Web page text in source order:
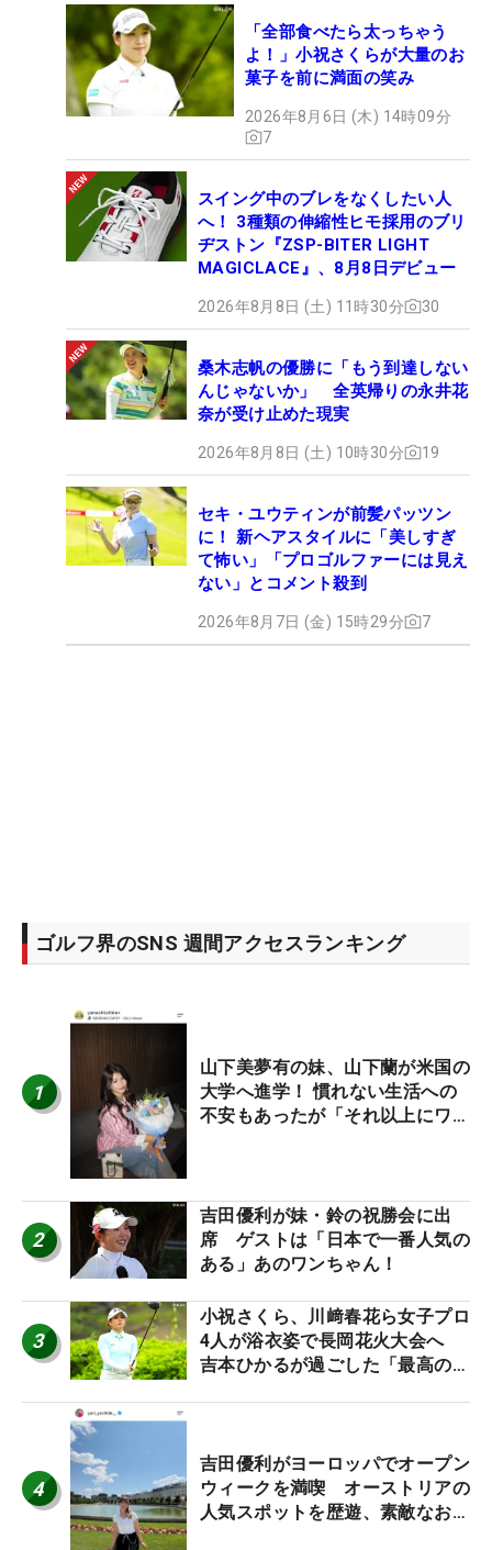
「全部食べたら太っちゃう
よ！」小祝さくらが大量のお
菓子を前に満面の笑み
2026年8月6日 (木) 14時09分
7
スイング中のブレをなくしたい人
へ！ 3種類の伸縮性ヒモ採用のブリ
ヂストン『ZSP-BITER LIGHT
MAGICLACE』、8月8日デビュー
2026年8月8日 (土) 11時30分 30
桑木志帆の優勝に「もう到達しない
んじゃないか」 全英帰りの永井花
奈が受け止めた現実
2026年8月8日 (土) 10時30分 19
セキ・ユウティンが前髪パッツン
に！ 新ヘアスタイルに「美しすぎ
て怖い」「プロゴルファーには見え
ない」とコメント殺到
2026年8月7日 (金) 15時29分 7
ゴルフ界のSNS 週間アクセスランキング
1
山下美夢有の妹、山下蘭が米国の
大学へ進学！ 慣れない生活への
不安もあったが「それ以上にワク
2
吉田優利が妹・鈴の祝勝会に出
席 ゲストは「日本で一番人気の
ある」あのワンちゃん！
3
小祝さくら、川﨑春花ら女子プロ
4人が浴衣姿で長岡花火大会へ
吉本ひかるが過ごした「最高の夏
4
吉田優利がヨーロッパでオープン
ウィークを満喫 オーストリアの
人気スポットを歴遊、素敵なお土